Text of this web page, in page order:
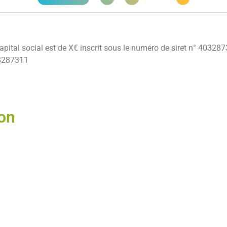
social est de X€ inscrit sous le numéro de siret n°